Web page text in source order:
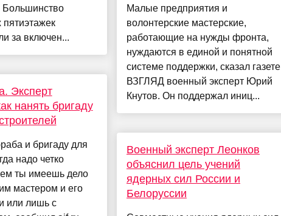
пятиэтажек
за включен...
Эксперт
нанять бригаду
и бригаду для
надо четко
ты имеешь дело
мастером и его
или лишь с
Малые предприятия и
волонтерские мастерские,
работающие на нужды фронта,
нуждаются в единой и понятной
системе поддержки, сказал газете
ВЗГЛЯД военный эксперт Юрий
Кнутов. Он поддержал иниц...
Военный эксперт Леонков
объяснил цель учений
ядерных сил России и
Белоруссии